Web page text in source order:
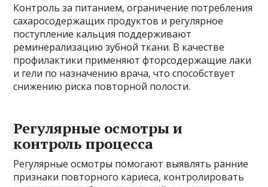
Контроль за питанием, ограничение потребления
сахаросодержащих продуктов и регулярное
поступление кальция поддерживают
реминерализацию зубной ткани. В качестве
профилактики применяют фторсодержащие лаки
и гели по назначению врача, что способствует
снижению риска повторной полости.
Регулярные осмотры и
контроль процесса
Регулярные осмотры помогают выявлять ранние
признаки повторного кариеса, контролировать